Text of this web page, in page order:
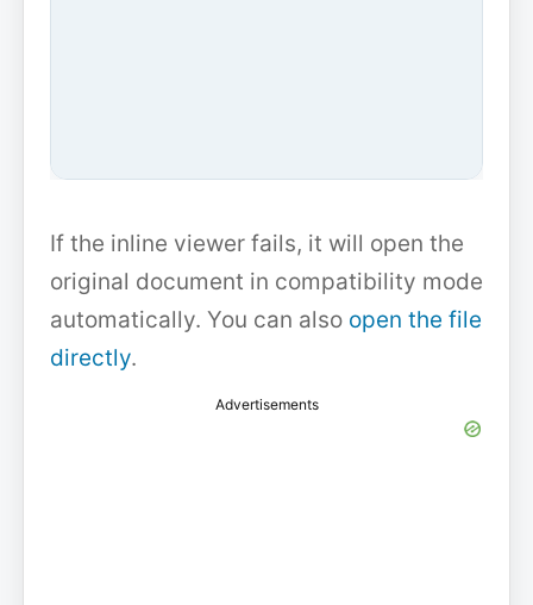
If the inline viewer fails, it will open the
original document in compatibility mode
automatically. You can also open the file
directly.
Advertisements